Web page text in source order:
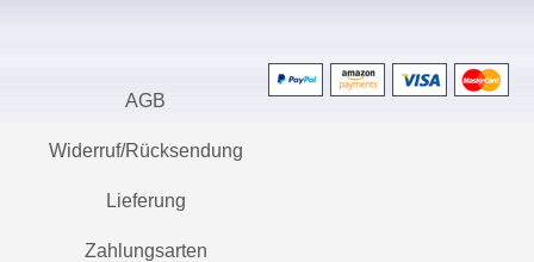
AGB
Widerruf/Rücksendung
Lieferung
Zahlungsarten